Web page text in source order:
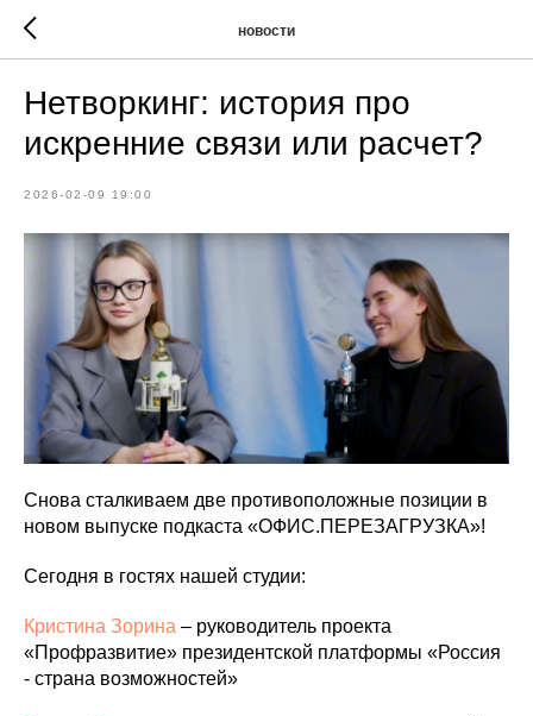
новости
Нетворкинг: история про
искренние связи или расчет?
2026-02-09 19:00
Снова сталкиваем две противоположные позиции в
новом выпуске подкаста «ОФИС.ПЕРЕЗАГРУЗКА»!
Сегодня в гостях нашей студии:
Кристина Зорина – руководитель проекта
«Профразвитие» президентской платформы «Россия
- страна возможностей»